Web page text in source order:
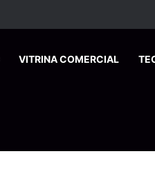
VITRINA COMERCIAL